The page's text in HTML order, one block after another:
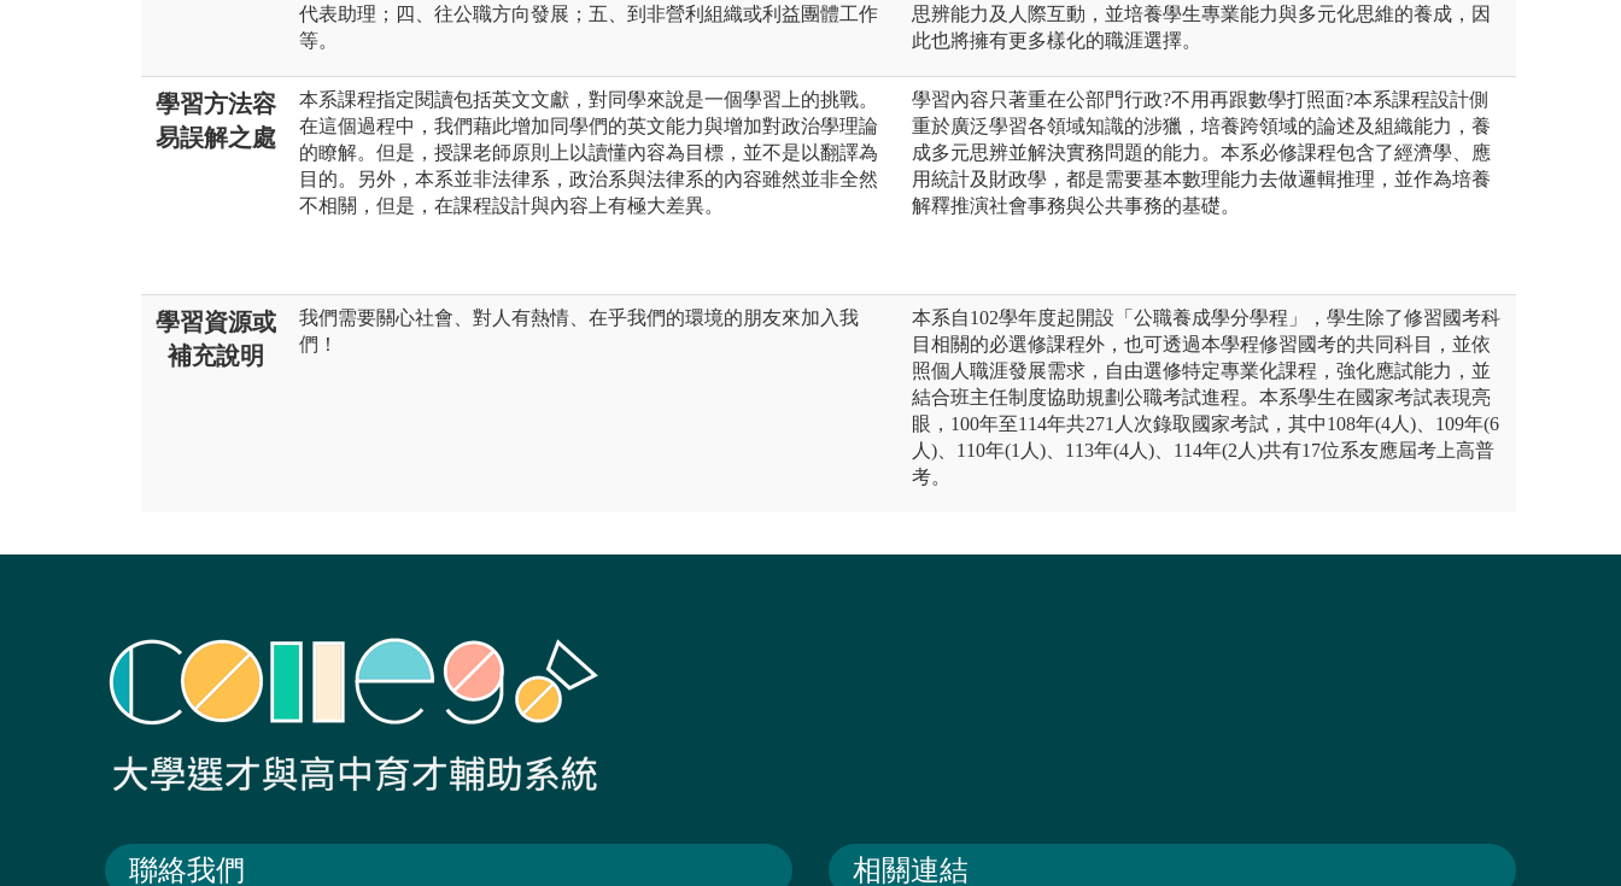
代表助理；四、往公職方向發展；五、到非營利組織或利益團體工作
等。
思辨能力及人際互動，並培養學生專業能力與多元化思維的養成，因
此也將擁有更多樣化的職涯選擇。
學習方法容
易誤解之處
本系課程指定閱讀包括英文文獻，對同學來說是一個學習上的挑戰。
在這個過程中，我們藉此增加同學們的英文能力與增加對政治學理論
的瞭解。但是，授課老師原則上以讀懂內容為目標，並不是以翻譯為
目的。另外，本系並非法律系，政治系與法律系的內容雖然並非全然
不相關，但是，在課程設計與內容上有極大差異。
學習內容只著重在公部門行政?不用再跟數學打照面?本系課程設計側
重於廣泛學習各領域知識的涉獵，培養跨領域的論述及組織能力，養
成多元思辨並解決實務問題的能力。本系必修課程包含了經濟學、應
用統計及財政學，都是需要基本數理能力去做邏輯推理，並作為培養
解釋推演社會事務與公共事務的基礎。
學習資源或
補充說明
我們需要關心社會、對人有熱情、在乎我們的環境的朋友來加入我
們！
本系自102學年度起開設「公職養成學分學程」，學生除了修習國考科
目相關的必選修課程外，也可透過本學程修習國考的共同科目，並依
照個人職涯發展需求，自由選修特定專業化課程，強化應試能力，並
結合班主任制度協助規劃公職考試進程。本系學生在國家考試表現亮
眼，100年至114年共271人次錄取國家考試，其中108年(4人)、109年(6
人)、110年(1人)、113年(4人)、114年(2人)共有17位系友應屆考上高普
考。
聯絡我們 相關連結